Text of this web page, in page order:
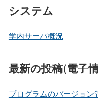
システム
学内サーバ概況
最新の投稿(電子
プログラムのバージョン